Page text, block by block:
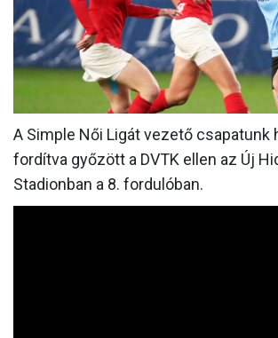
MÉRKŐZÉSEK
JELENTKEZÉS
KLUB
GALÉRIA
SZURKOLÓI
SAJTÓ
A Simple Női Ligát vezető csapatunk
fordítva győzött a DVTK ellen az Új
Stadionban a 8. fordulóban.